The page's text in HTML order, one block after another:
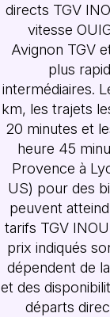
directs TGV
vitesse
Avignon TGV
plus
intermédiaires.
km, les trajets
20 minutes et
heure 45
Provence à
US) pour des
peuvent
tarifs TGV
prix indiqués
dépendent de
et des
départs